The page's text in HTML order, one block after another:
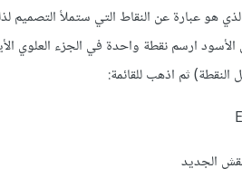
الأسود ارسم نقطة واحدة في الجزء
النقطة) ثم اذهب للقائمة:
الجديد